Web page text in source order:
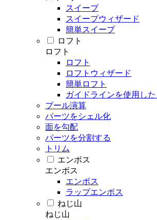
スイープ
スイープウィザード
簡単スイープ
ロフト
ロフト
ロフト
ロフトウィザード
簡単ロフト
ガイドラインを使用した
ブール演算
パーツをシェル化
面を勾配
パーツを分割する
トリム
エンボス
エンボス
エンボス
ラップエンボス
ねじ山
ねじ山